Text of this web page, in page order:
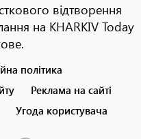
відтворення
на KHARKIV Today
політика
Реклама на сайті
Угода користувача